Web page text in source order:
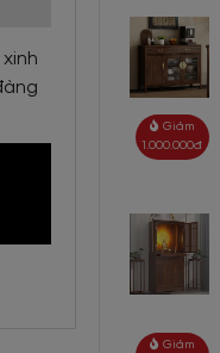
Giảm
1.000.000đ
Giảm